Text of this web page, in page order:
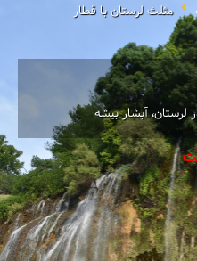
مثلث لرستان با قطار
لرستان، آبشار بیشه